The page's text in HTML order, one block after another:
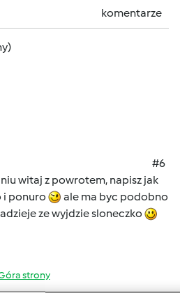
komentarze
#6
witaj z powrotem, napisz jak
i ponuro
ale ma byc podobno
ze wyjdzie sloneczko
strony